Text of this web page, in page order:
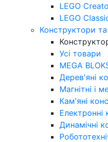
LEGO
LEGO
Конструктори
Усі товари
MEGA
Дерев'яні
Магнітні і
Кам'яні
Електронні
Динамічні